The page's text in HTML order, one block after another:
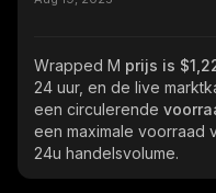
Wrapped M prijs is
24 uur, en de live
een circulerende
een maximale voorraad
24u handelsvolume.